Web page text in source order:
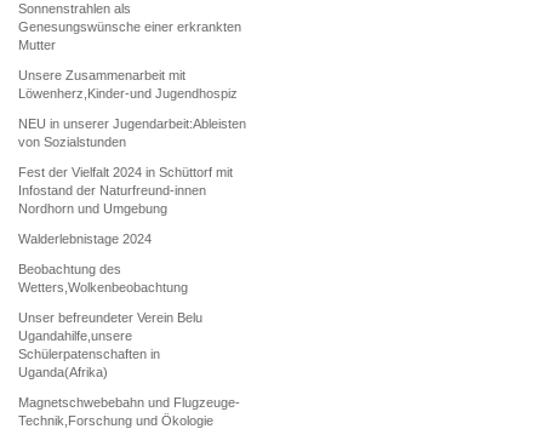
Sonnenstrahlen als
Genesungswünsche einer erkrankten
Mutter
Unsere Zusammenarbeit mit
Löwenherz,Kinder-und Jugendhospiz
NEU in unserer Jugendarbeit:Ableisten
von Sozialstunden
Fest der Vielfalt 2024 in Schüttorf mit
Infostand der Naturfreund-innen
Nordhorn und Umgebung
Walderlebnistage 2024
Beobachtung des
Wetters,Wolkenbeobachtung
Unser befreundeter Verein Belu
Ugandahilfe,unsere
Schülerpatenschaften in
Uganda(Afrika)
Magnetschwebebahn und Flugzeuge-
Technik,Forschung und Ökologie